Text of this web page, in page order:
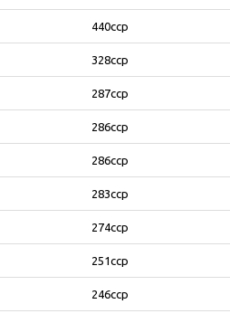
440ccp
328ccp
287ccp
286ccp
286ccp
283ccp
274ccp
251ccp
246ccp